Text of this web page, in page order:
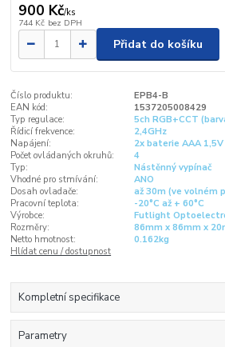
900 Kč/ks
744 Kč bez DPH
Přidat do košíku
Číslo produktu:
EPB4-B
EAN kód:
1537205008429
Typ regulace:
5ch RGB+CCT
Řídicí frekvence:
2,4GHz
Napájení:
2x baterie AAA 1,5V
Počet ovládaných okruhů:
4
Typ:
Nástěnný vypínač
Vhodné pro stmívání:
ANO
Dosah ovladače:
až 30m (ve volném
Pracovní teplota:
-20°C až + 60°C
Výrobce:
Futlight
Rozměry:
86mm x 86mm x
Netto hmotnost:
0.162kg
Hlídat cenu / dostupnost
Kompletní specifikace
Parametry